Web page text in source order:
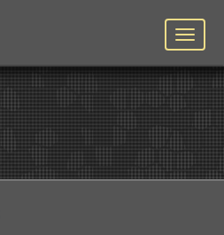
Toggle